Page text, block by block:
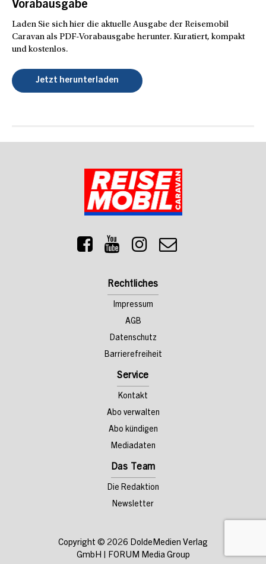
Vorabausgabe
Laden Sie sich hier die aktuelle Ausgabe der Reisemobil
Caravan als PDF-Vorabausgabe herunter. Kuratiert, kompakt
und kostenlos.
Jetzt herunterladen
Rechtliches
Impressum
AGB
Datenschutz
Barrierefreiheit
Service
Kontakt
Abo verwalten
Abo kündigen
Mediadaten
Das Team
Die Redaktion
Newsletter
Copyright © 2026 DoldeMedien Verlag
GmbH
FORUM Media Group